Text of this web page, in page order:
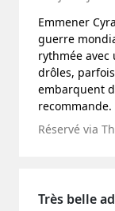
Emmener
guerre
rythmée avec
drôles,
embarquent
recommande.
Réservé via
Très belle